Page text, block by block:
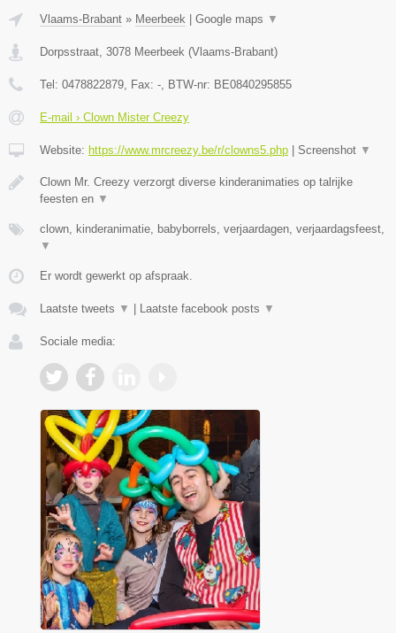
Vlaams-Brabant » Meerbeek Google maps ▼
Dorpsstraat, 3078 Meerbeek (Vlaams-Brabant)
Tel: 0478822879, Fax: -, BTW-nr: BE0840295855
E-mail › Clown Mister Creezy
Website: https://www.mrcreezy.be/r/clowns5.php Screenshot ▼
Clown Mr. Creezy verzorgt diverse kinderanimaties op talrijke
feesten en ▼
clown, kinderanimatie, babyborrels, verjaardagen, verjaardagsfeest,
▼
Er wordt gewerkt op afspraak.
Laatste tweets ▼ Laatste facebook posts ▼
Sociale media: